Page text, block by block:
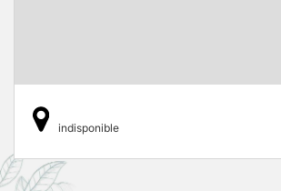
indisponible